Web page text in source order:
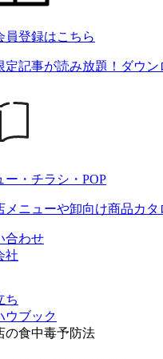
員登録はこちら
定記事が読み放題！ダウ
ー・チラシ・POP
メニューや卸向け商品カ
合わせ
社
ち
ウブック
の食中毒予防法